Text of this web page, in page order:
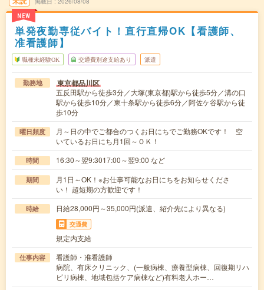
NEW
単発夜勤専従バイト！直行直帰OK【看護師、
准看護師】
職種未経験OK 交通費別途支給あり 派遣
勤務地 東京都品川区
五反田駅から徒歩3分／大塚(東京都)駅から徒歩5分／溝の口
駅から徒歩10分／東十条駅から徒歩6分／阿佐ケ谷駅から徒
歩10分
曜日頻度
月～日の中でご都合のつくお日にちでご勤務OKです！ 空
いているお日にち月1回～ＯＫ！
時間 16:30～翌9:3017:00～翌9:00 など
期間
月1日～OK！※お仕事可能なお日にちをお知らせくださ
い！ 超短期の方歓迎です！
時給 日給28,000円～35,000円(派遣、紹介先により異なる)
交通費
規定内支給
仕事内容
看護師・准看護師
病院、有床クリニック、(一般病棟、療養型病棟、回復期リハ
ビリ病棟、地域包括ケア病棟など)有料老人ホー…